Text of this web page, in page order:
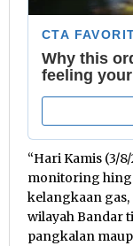
“Hari Kamis (3/
monitoring
kelangkaan gas,
wilayah Bandar
pangkalan